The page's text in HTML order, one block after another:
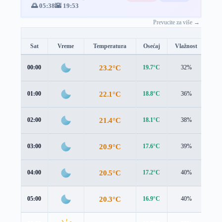
🌅 05:38🌇 19:53
Prevucite za više →
Sat Vreme Temperatura Osećaj Vlažnost
00:00 23.2°C 19.7°C 32%
01:00 22.1°C 18.8°C 36%
02:00 21.4°C 18.1°C 38%
03:00 20.9°C 17.6°C 39%
04:00 20.5°C 17.2°C 40%
05:00 20.3°C 16.9°C 40%